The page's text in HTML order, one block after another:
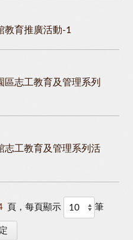
教育推廣活動-1
志工教育及管理系列
志工教育及管理系列活
頁，每頁顯示 筆